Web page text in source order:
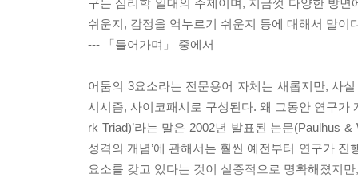
제4장 네 번째 악마, 사디즘에 대해서
사회에서 기피되는 또 하나의 성향
마조히즘이 높은 사람은 사디즘도 높을까?
‘사디즘 악마’의 민낯
사디즘이 강한 대표적인 캐릭터
다섯 번째 악마? 스파이트의 정체
구는 심리학 일대의 주제이며, 지금껏 다양한 방
쉬운지, 감정을 억누르기 쉬운지 등에 대해서 말이
--- 「들어가며」 중에서
어둠의 3요소라는 전문용어 자체는 새롭지만, 사
시시즘, 사이코패시로 구성된다. 왜 그동안 연구가
rk Triad)’라는 말은 2002년 발표된 논문(Paulhus
성격의 개념’에 관해서는 훨씬 예전부터 연구가
요소를 갖고 있다는 것이 실증적으로 명확해졌지